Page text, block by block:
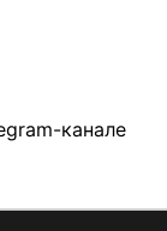
канале